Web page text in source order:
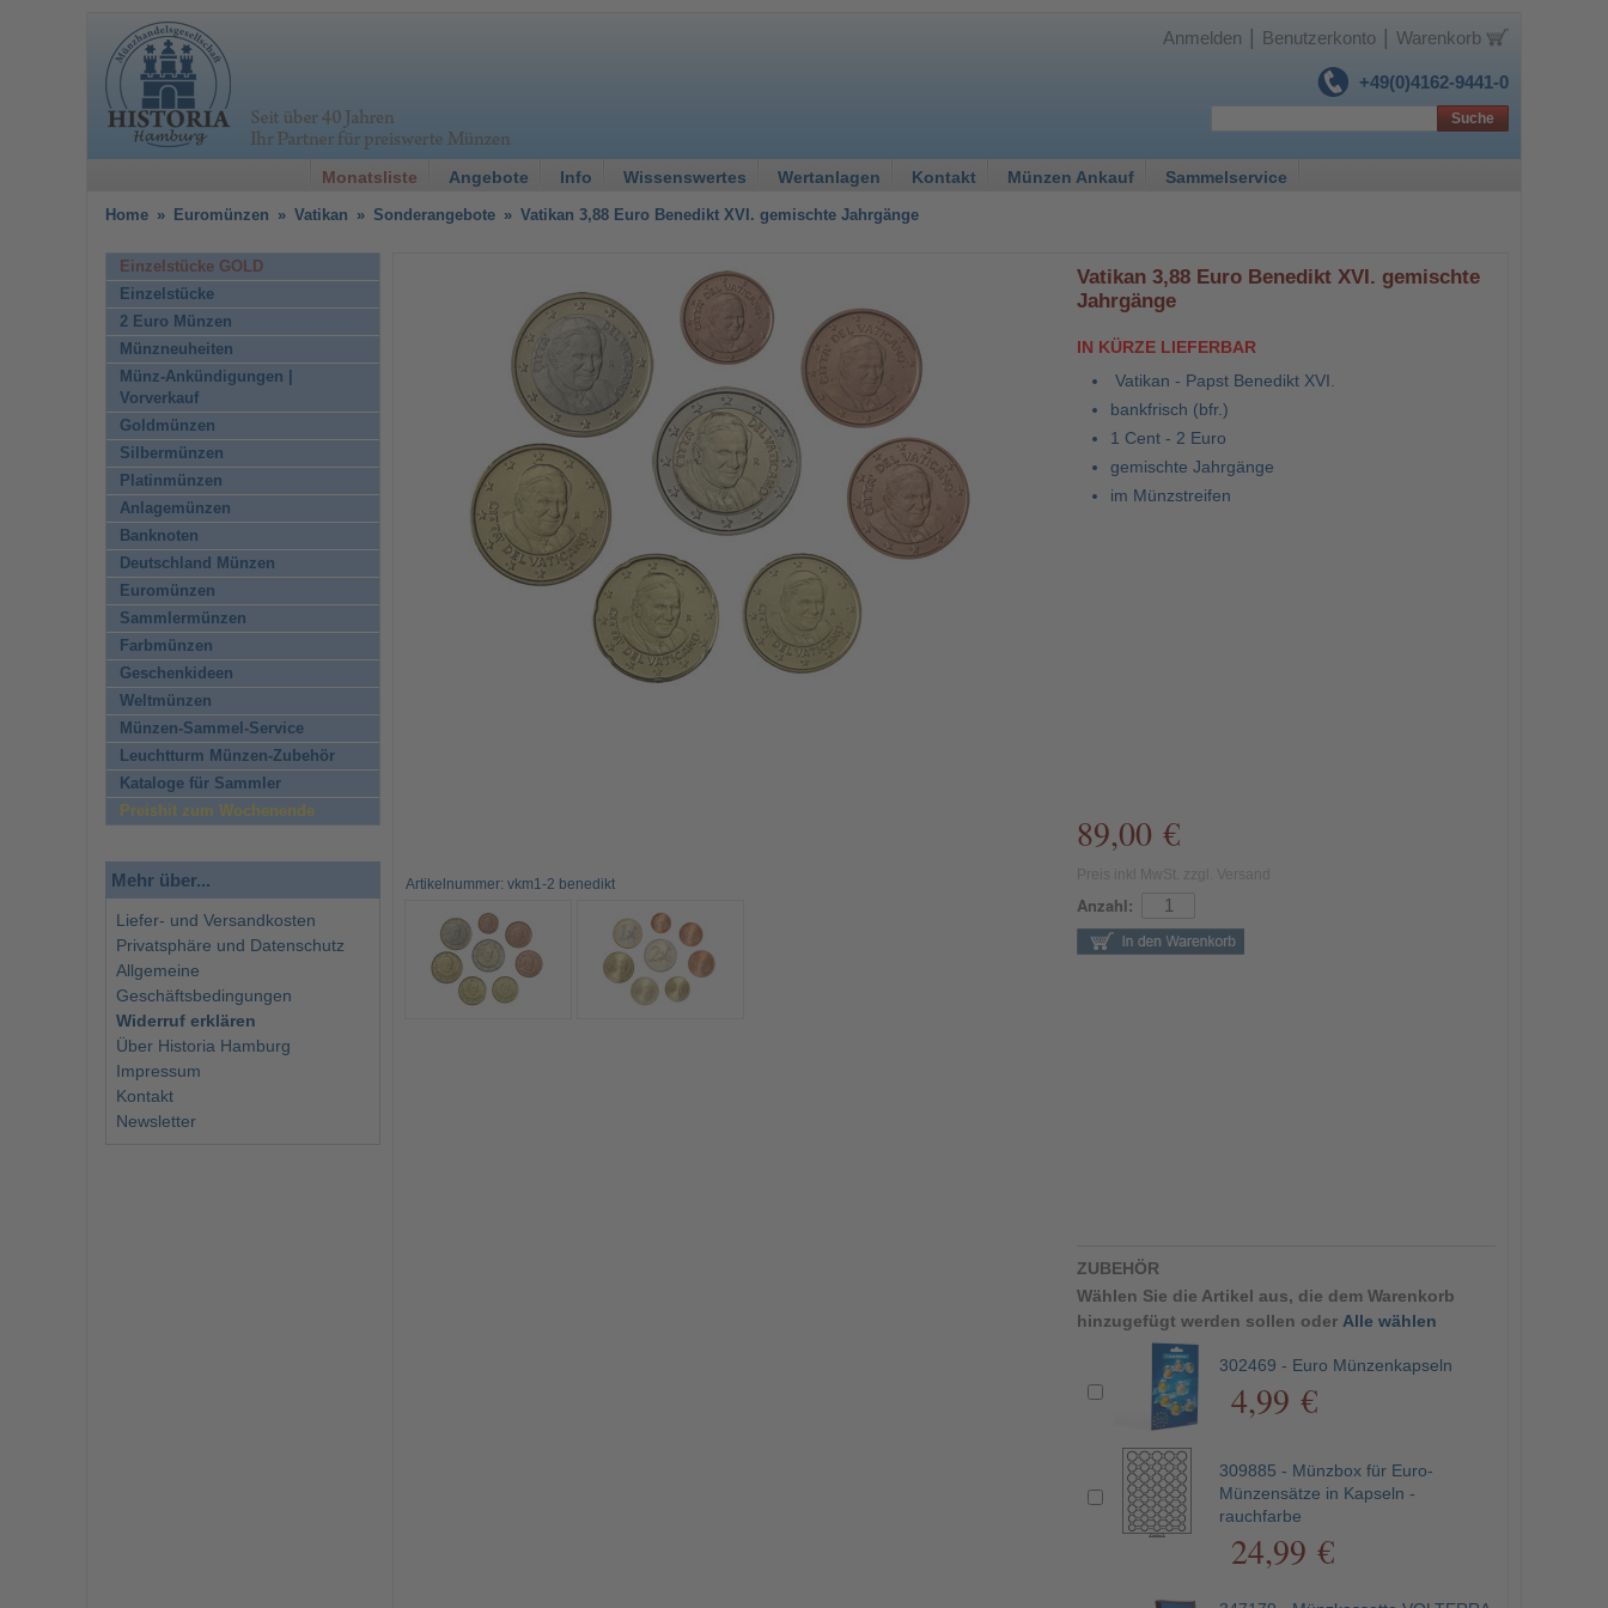
+49(0)4162-9441-0
Anmelden Benutzerkonto Warenkorb
Monatsliste Angebote Info Wissenswertes Wertanlagen Kontakt Münzen Ankauf Sammelservice
Suche
Home » Euromünzen » Vatikan » Sonderangebote » Vatikan 3,88 Euro Benedikt XVI. gemischte Jahrgänge
Artikelnummer: vkm1-2 benedikt
Vatikan 3,88 Euro Benedikt XVI. gemischte
Jahrgänge
IN KÜRZE LIEFERBAR
Vatikan - Papst Benedikt XVI.
bankfrisch (bfr.)
1 Cent - 2 Euro
gemischte Jahrgänge
im Münzstreifen
89,00 €
Anzahl:
ZUBEHÖR
Wählen Sie die Artikel aus, die dem Warenkorb
hinzugefügt werden sollen oder Alle wählen
302469 - Euro Münzenkapseln
4,99 €
309885 - Münzbox für Euro-
Münzensätze in Kapseln -
rauchfarbe
24,99 €
Einzelstücke GOLD
Einzelstücke
2 Euro Münzen
Münzneuheiten
Münz-Ankündigungen |
Vorverkauf
Goldmünzen
Silbermünzen
Platinmünzen
Anlagemünzen
Banknoten
Deutschland Münzen
Euromünzen
Sammlermünzen
Farbmünzen
Geschenkideen
Weltmünzen
Münzen-Sammel-Service
Leuchtturm Münzen-Zubehör
Kataloge für Sammler
Preishit zum Wochenende
Mehr über...
Liefer- und Versandkosten
Privatsphäre und Datenschutz
Allgemeine
Geschäftsbedingungen
Widerruf erklären
Über Historia Hamburg
Impressum
Kontakt
Newsletter